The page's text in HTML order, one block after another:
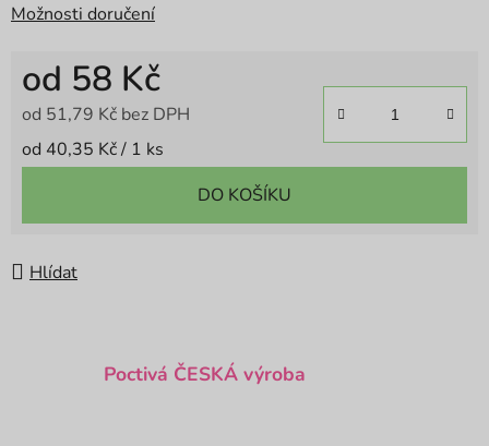
Možnosti doručení
od 58 Kč
od 51,79 Kč bez DPH
Měrná cena:
od 40,35 Kč / 1 ks
DO KOŠÍKU
Hlídat
Poctivá ČESKÁ výroba